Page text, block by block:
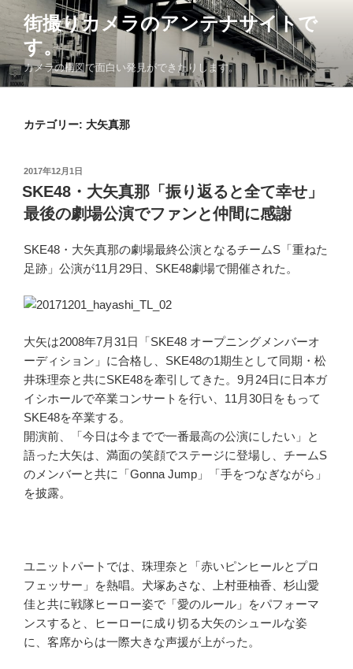
コ
ン
テ
ン
ツ
街撮りカメラのアンテナサイトで
す。
カメラの構図で面白い発見ができたりします。
カテゴリー: 大矢真那
投
稿
日:
2017年12月1日
SKE48・大矢真那「振り返ると全て幸せ」
最後の劇場公演でファンと仲間に感謝
SKE48・大矢真那の劇場最終公演となるチームS「重ねた
足跡」公演が11月29日、SKE48劇場で開催された。
大矢は2008年7月31日「SKE48 オープニングメンバーオ
ーディション」に合格し、SKE48の1期生として同期・松
井珠理奈と共にSKE48を牽引してきた。9月24日に日本ガ
イシホールで卒業コンサートを行い、11月30日をもって
SKE48を卒業する。
開演前、「今日は今までで一番最高の公演にしたい」と
語った大矢は、満面の笑顔でステージに登場し、チームS
のメンバーと共に「Gonna Jump」「手をつなぎながら」
を披露。
ユニットパートでは、珠理奈と「赤いピンヒールとプロ
フェッサー」を熱唱。犬塚あさな、上村亜柚香、杉山愛
佳と共に戦隊ヒーロー姿で「愛のルール」をパフォーマ
ンスすると、ヒーローに成り切る大矢のシュールな姿
に、客席からは一際大きな声援が上がった。